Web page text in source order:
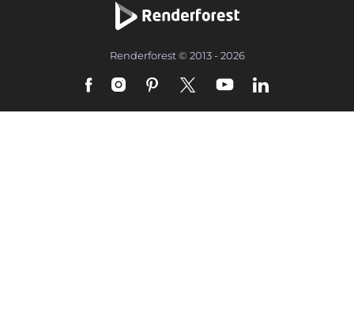
Renderforest © 2013 - 2026